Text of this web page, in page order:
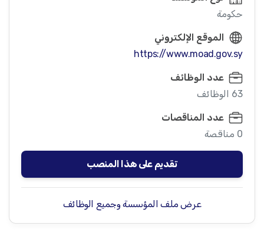
حكومة
الموقع الإلكتروني
https://www.moad.gov.sy
عدد الوظائف
63 الوظائف
عدد المناقصات
0 مناقصة
تقديم على هذا المنصب
عرض ملف المؤسسة وجميع الوظائف